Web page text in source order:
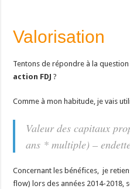
Valorisation
Tentons de répondre à la question
action FDJ?
Comme à mon habitude, je vais
Valeur des capitaux
ans * multiple) –
Concernant les bénéfices, je
flow) lors des années 2014-2018,